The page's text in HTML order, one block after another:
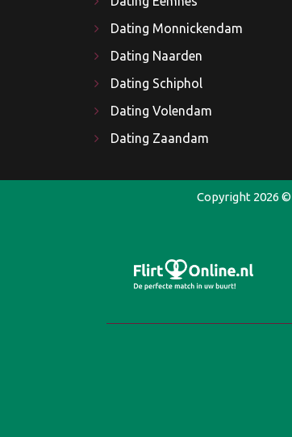
Dating Monnickendam
Dating Naarden
Dating Schiphol
Dating Volendam
Dating Zaandam
Copyright 2026 ©